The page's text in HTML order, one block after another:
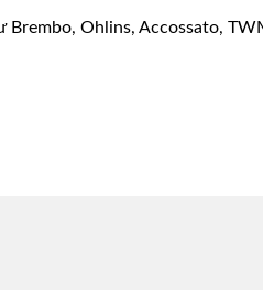
Ohlins, Accossato,